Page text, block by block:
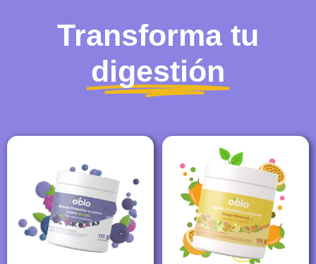
Transforma tu
digestión